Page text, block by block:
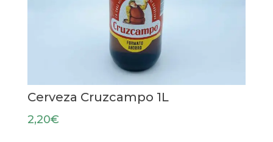
Cerveza Cruzcampo 1L
2,20€